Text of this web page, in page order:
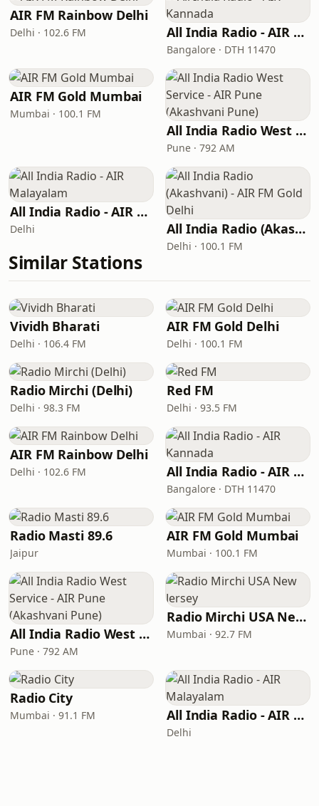
AIR FM Rainbow Delhi
Delhi · 102.6 FM All India Radio - AIR Kannada
Bangalore · DTH 11470
AIR FM Gold Mumbai
Mumbai · 100.1 FM
All India Radio West Service - AIR Pune (Akashvani Pune)
Pune · 792 AM
All India Radio - AIR Malayalam
Delhi All India Radio (Akashvani) - AIR FM Gold Delhi
Delhi · 100.1 FM
Similar Stations
Vividh Bharati
Delhi · 106.4 FM
AIR FM Gold Delhi
Delhi · 100.1 FM
Radio Mirchi (Delhi)
Delhi · 98.3 FM
Red FM
Delhi · 93.5 FM
AIR FM Rainbow Delhi
Delhi · 102.6 FM All India Radio - AIR Kannada
Bangalore · DTH 11470
Radio Masti 89.6
Jaipur
AIR FM Gold Mumbai
Mumbai · 100.1 FM
All India Radio West Service - AIR Pune (Akashvani Pune)
Pune · 792 AM
Radio Mirchi USA New Jersey
Mumbai · 92.7 FM
Radio City
Mumbai · 91.1 FM All India Radio - AIR Malayalam
Delhi